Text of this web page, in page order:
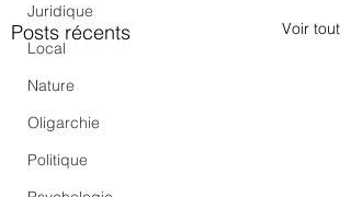
Juridique
Local
Nature
Oligarchie
Politique
Posts récents Voir tout